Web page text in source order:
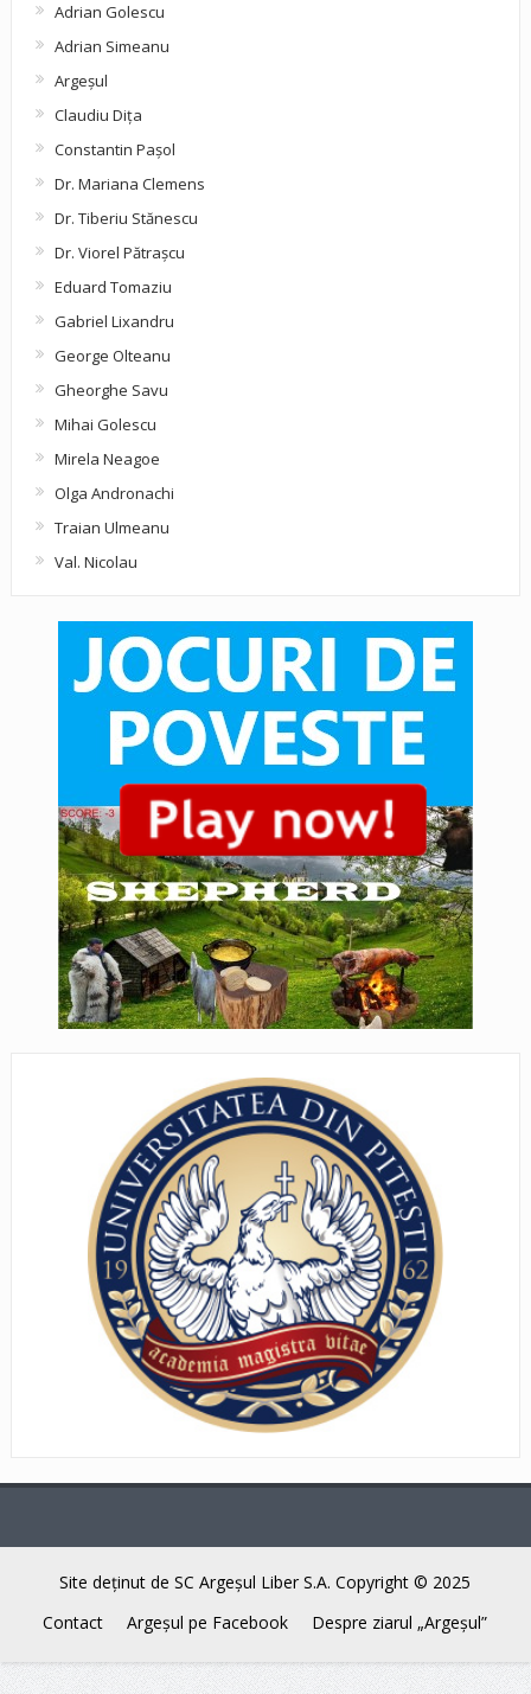
Adrian Golescu
Adrian Simeanu
Argeşul
Claudiu Diţa
Constantin Pașol
Dr. Mariana Clemens
Dr. Tiberiu Stănescu
Dr. Viorel Pătraşcu
Eduard Tomaziu
Gabriel Lixandru
George Olteanu
Gheorghe Savu
Mihai Golescu
Mirela Neagoe
Olga Andronachi
Traian Ulmeanu
Val. Nicolau
Site deţinut de SC Argeşul Liber S.A. Copyright © 2025
Contact
Argeşul pe Facebook Despre ziarul „Argeşul”